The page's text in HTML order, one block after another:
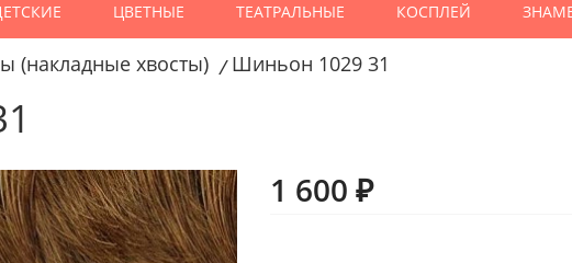
ЦВЕТНЫЕ ТЕАТРАЛЬНЫЕ КОСПЛЕЙ
(накладные хвосты) / Шиньон 1029 31
1 600 ₽